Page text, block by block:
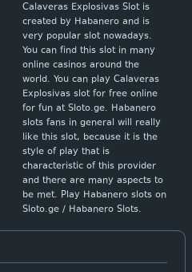
Calaveras Explosivas Slot is
created by Habanero and is
very popular slot nowadays.
You can find this slot in many
online casinos around the
world. You can play Calaveras
Explosivas slot for free online
for fun at Sloto.ge. Habanero
slots fans in general will really
like this slot, because it is the
style of play that is
characteristic of this provider
and there are many aspects to
be met. Play Habanero slots on
Sloto.ge / Habanero Slots.